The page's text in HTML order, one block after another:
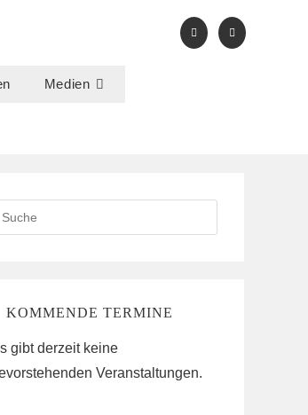
Medien
KOMMENDE TERMINE
gibt derzeit keine
Veranstaltungen.